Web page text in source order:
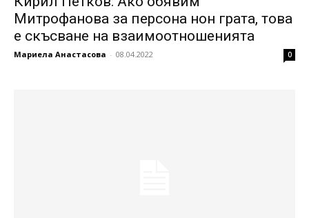
Митрофанова за персона нон грата, това
е скъсване на взаимоотношенията
Мариела Анастасова - 08.04.2022 0